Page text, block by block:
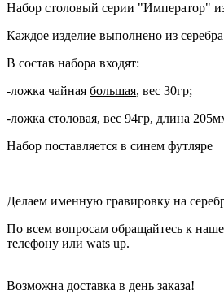
Набор столовый серии "Император"
Каждое изделие выполнено из
В состав набора входят:
-ложка чайная большая, вес 30гр;
-ложка столовая, вес 94гр, длина
Набор поставляется в синем футляре
Делаем именную гравировку на
По всем вопросам обращайтесь к
телефону или wats up.
Возможна доставка в день заказа!